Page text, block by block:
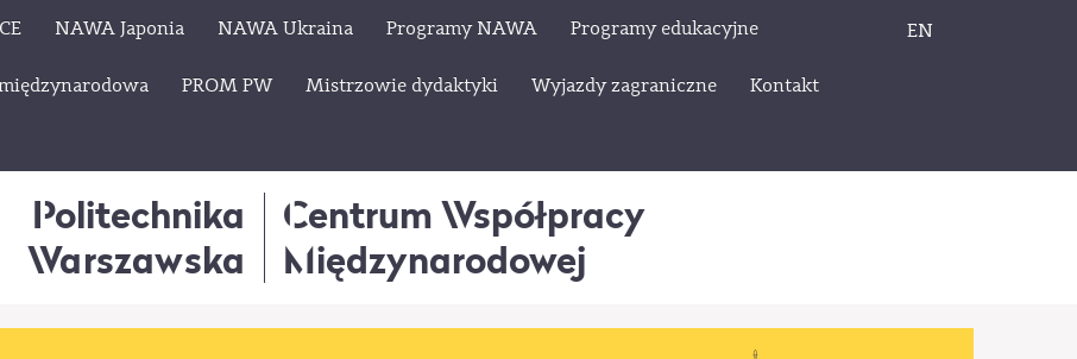
NAWA Japonia NAWA Ukraina Programy NAWA Programy edukacyjne
PROM PW Mistrzowie dydaktyki Wyjazdy zagraniczne Kontakt
EN
Politechnika
Warszawska
Centrum Współpracy
Międzynarodowej